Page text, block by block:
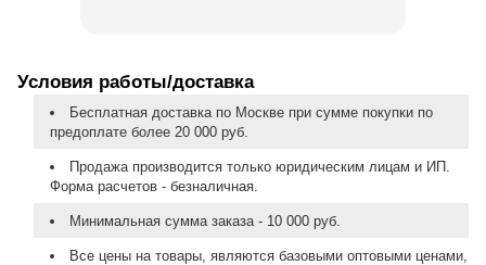
Условия работы/доставка
Бесплатная доставка по Москве при сумме покупки по
предоплате более 20 000 руб.
Продажа производится только юридическим лицам и ИП.
Форма расчетов - безналичная.
Минимальная сумма заказа - 10 000 руб.
Все цены на товары, являются базовыми оптовыми ценами,